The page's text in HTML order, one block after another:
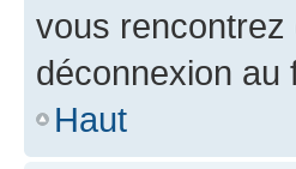
vous
déconnexion au
Haut